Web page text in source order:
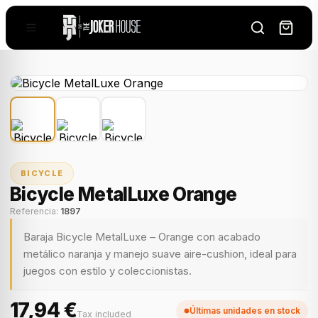
BICYCLE
Bicycle MetalLuxe Orange
Referencia: 1897
Baraja Bicycle MetalLuxe – Orange con acabado
metálico naranja y manejo suave aire-cushion, ideal para
juegos con estilo y coleccionistas.
17,94 €Tax included Últimas unidades en stock